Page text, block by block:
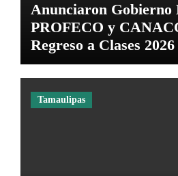
Anunciaron Gobierno
PROFECO y
Regreso a Clases 2026
Tamaulipas